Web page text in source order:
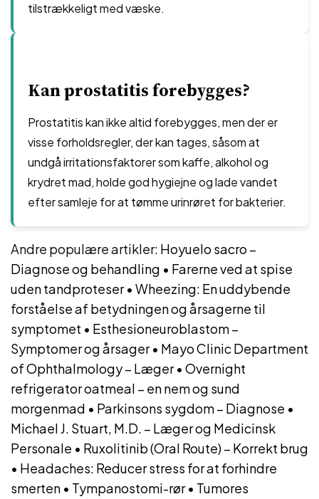
tilstrækkeligt med væske.
Kan prostatitis forebygges?
Prostatitis kan ikke altid forebygges, men der er
visse forholdsregler, der kan tages, såsom at
undgå irritationsfaktorer som kaffe, alkohol og
krydret mad, holde god hygiejne og lade vandet
efter samleje for at tømme urinrøret for bakterier.
Andre populære artikler: Hoyuelo sacro –
Diagnose og behandling • Farerne ved at spise
uden tandproteser• Wheezing: En uddybende
forståelse af betydningen og årsagerne til
symptomet • Esthesioneuroblastom –
Symptomer og årsager• Mayo Clinic Department
of Ophthalmology – Læger• Overnight
refrigerator oatmeal – en nem og sund
morgenmad • Parkinsons sygdom – Diagnose •
Michael J. Stuart, M.D. – Læger og Medicinsk
Personale • Ruxolitinib (Oral Route) – Korrekt brug
• Headaches: Reducer stress for at forhindre
smerten • Tympanostomi-rør• Tumores